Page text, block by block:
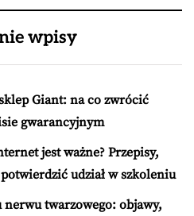
wpisy
Giant: na co zwrócić
gwarancyjnym
jest ważne? Przepisy,
udział w szkoleniu
twarzowego: objawy,